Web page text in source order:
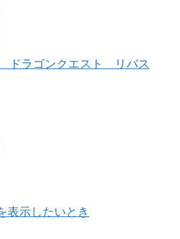
ドラゴンクエスト リバス
表示したいとき